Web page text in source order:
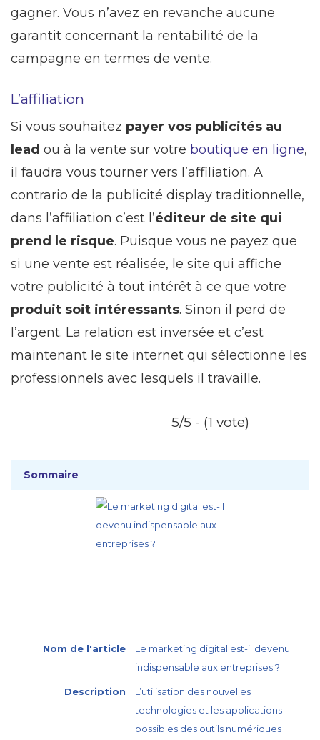
gagner. Vous n’avez en revanche aucune
garantit concernant la rentabilité de la
campagne en termes de vente.
L’affiliation
Si vous souhaitez payer vos publicités au
lead ou à la vente sur votre boutique en ligne,
il faudra vous tourner vers l’affiliation. A
contrario de la publicité display traditionnelle,
dans l’affiliation c’est l’éditeur de site qui
prend le risque. Puisque vous ne payez que
si une vente est réalisée, le site qui affiche
votre publicité à tout intérêt à ce que votre
produit soit intéressants. Sinon il perd de
l’argent. La relation est inversée et c’est
maintenant le site internet qui sélectionne les
professionnels avec lesquels il travaille.
5/5 - (1 vote)
Sommaire
Nom de l'article
Le marketing digital est-il devenu
indispensable aux entreprises ?
Description
L’utilisation des nouvelles
technologies et les applications
possibles des outils numériques